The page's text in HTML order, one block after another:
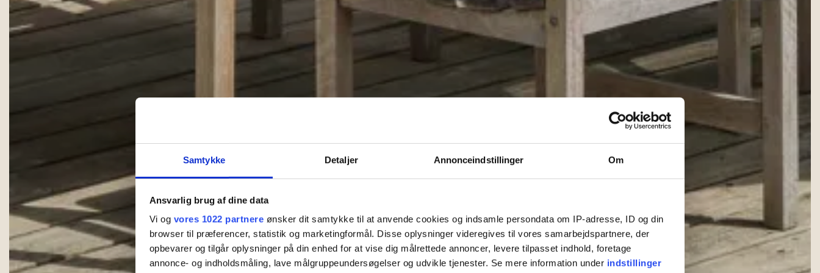
Samtykke Detaljer Annonceindstillinger Om
Ansvarlig brug af dine data
Vi og vores 1022 partnere ønsker dit samtykke til at anvende cookies og indsamle persondata om IP-adresse, ID og din
browser til præferencer, statistik og marketingformål. Disse oplysninger videregives til vores samarbejdspartnere, der
opbevarer og tilgår oplysninger på din enhed for at vise dig målrettede annoncer, levere tilpasset indhold, foretage
annonce- og indholdsmåling, lave målgruppeundersøgelser og udvikle tjenester. Se mere information under indstillinger